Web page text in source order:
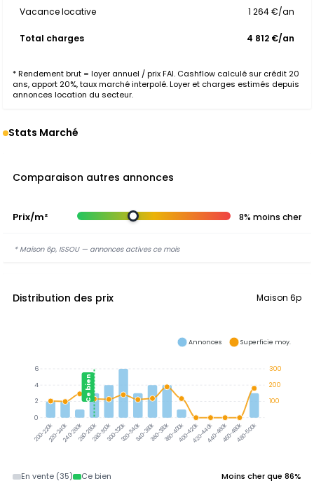
Vacance locative 1 264 €/an
Total charges 4 812 €/an
* Rendement brut = loyer annuel / prix FAI. Cashflow calculé sur crédit 20
ans, apport 20%, taux marché interpolé. Loyer et charges estimés depuis
annonces location du secteur.
Stats Marché
Comparaison autres annonces
Prix/m² 8% moins cher
* Maison 6p, ISSOU — annonces actives ce mois
Distribution des prix Maison 6p
200-220k220-240k240-260k260-280k280-300k300-320k320-340k340-360k360-380k380-400k400-420k420-440k440-460k460-480k480-500k
Ce bien
300
200
100
6
4
2
0
Annonces Superficie moy.
En vente (35) Ce bien Moins cher que 86%